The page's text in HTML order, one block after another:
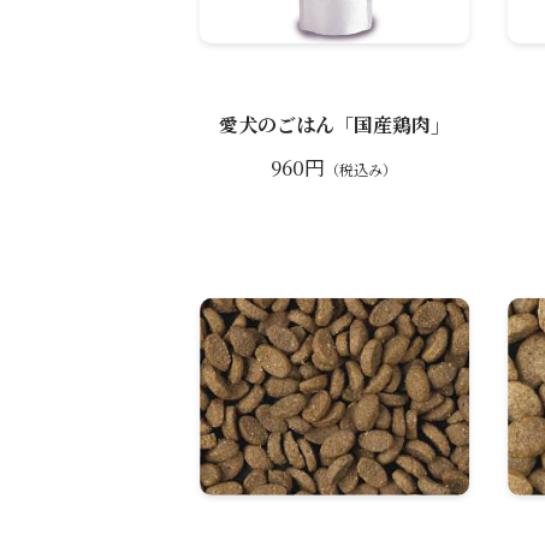
愛犬のごはん「国産鶏肉」
960円 （税込み）